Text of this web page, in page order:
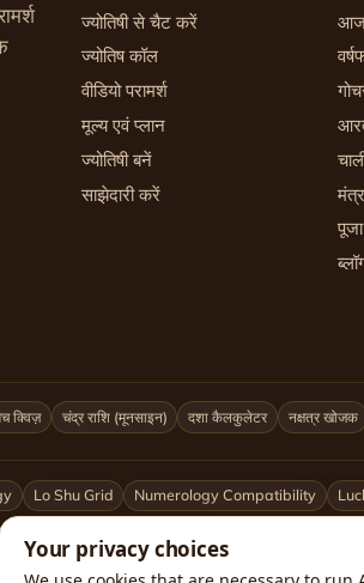
ज्योतिषी से चैट करें
ज्योतिष कॉल
वीडियो परामर्श
मूल्य एवं प्लान
ज्योतिषी बनें
साझेदारी करें
आज
मंत्र
क्विज़ चंद्र राशि (मूनसाइन) दशा कैलकुलेटर नक्षत्र खोजक
Lo Shu Grid Numerology Compatibility
धनु मकर कुम्भ मीन शहर अनुसार ज्योतिषी
Your privacy choices